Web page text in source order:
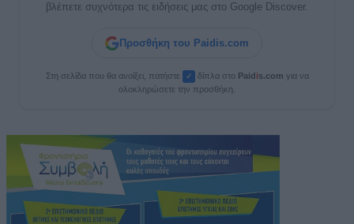
βλέπετε συχνότερα τις ειδήσεις μας στο Google Discover.
Προσθήκη του Paidis.com
Στη σελίδα που θα ανοίξει, πατήστε ✓ δίπλα στο Paidis.com για να
ολοκληρώσετε την προσθήκη.